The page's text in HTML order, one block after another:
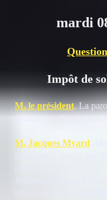
mardi
Impôt de
M. le président. La
groupe Les Républicains.
M. Jacques Myard